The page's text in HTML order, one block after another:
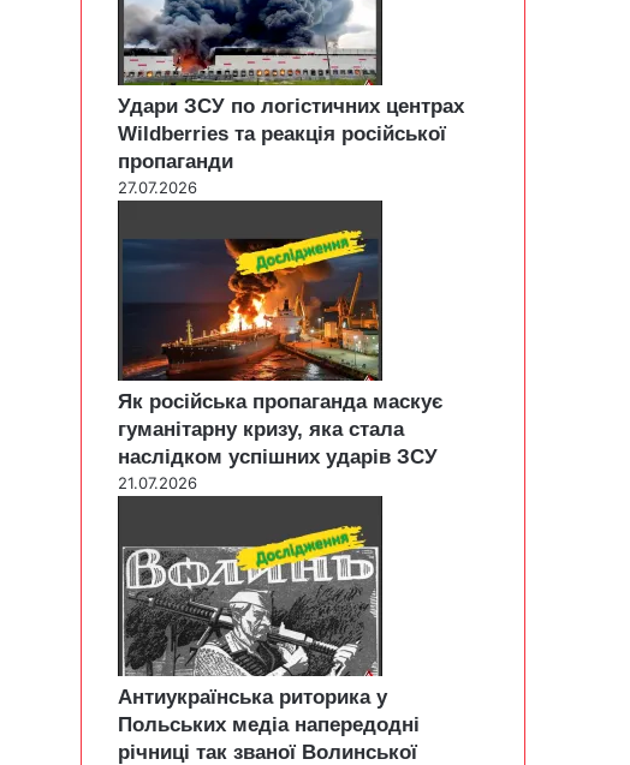
Удари ЗСУ по логістичних центрах
Wildberries та реакція російської
пропаганди
27.07.2026
Як російська пропаганда маскує
гуманітарну кризу, яка стала
наслідком успішних ударів ЗСУ
21.07.2026
Антиукраїнська риторика у
Польських медіа напередодні
річниці так званої Волинської